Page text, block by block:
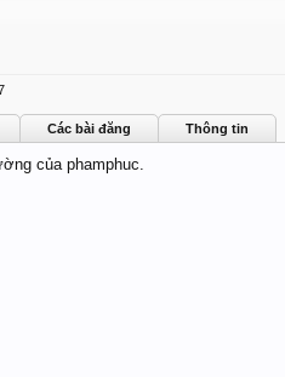
Các bài đăng Thông tin
của phamphuc.